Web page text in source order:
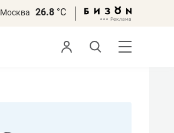
Москва 26.8 °С